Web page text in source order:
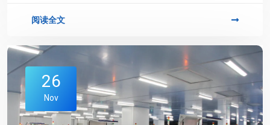
阅读全文
26
Nov